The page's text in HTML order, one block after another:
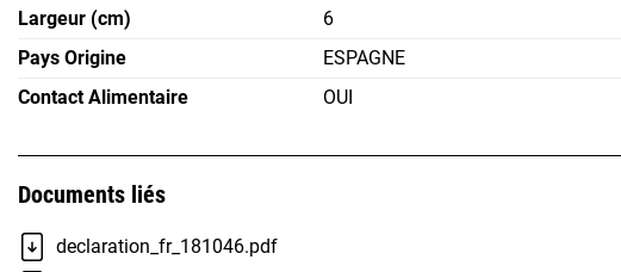
Largeur (cm)
6
Pays Origine
ESPAGNE
Contact Alimentaire
OUI
Documents liés
declaration_fr_181046.pdf